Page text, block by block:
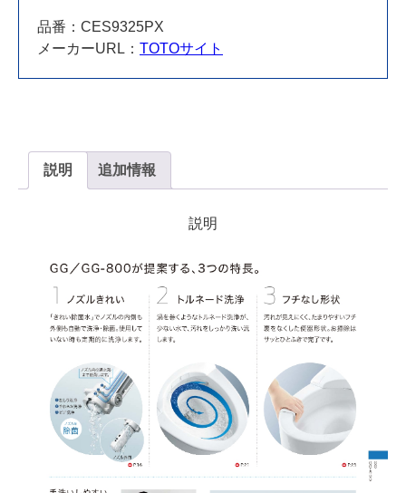
品番：CES9325PX
メーカーURL： TOTOサイト
説明 追加情報
説明